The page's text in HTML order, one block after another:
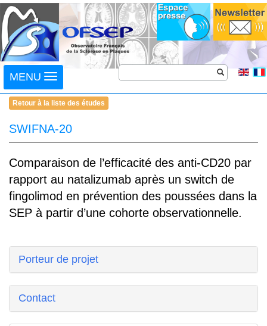
Toggle
navigation
MENU
Retour à la liste des études
SWIFNA-20
Comparaison de l’efficacité des anti-CD20 par
rapport au natalizumab après un switch de
fingolimod en prévention des poussées dans la
SEP à partir d’une cohorte observationnelle.
Porteur de projet
Contact